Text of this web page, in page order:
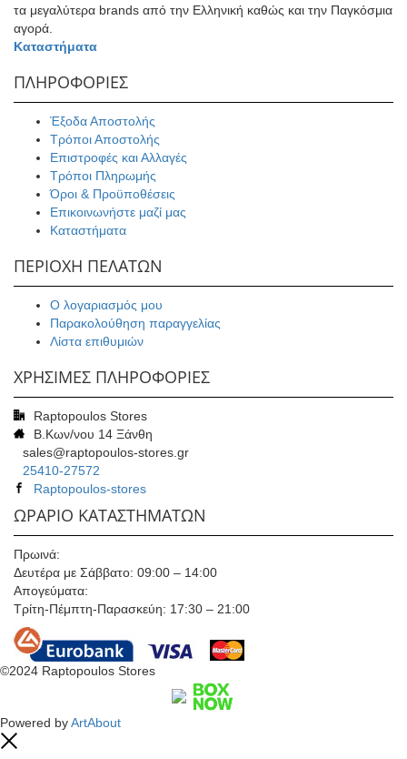
τα μεγαλύτερα brands από την Ελληνική καθώς και την Παγκόσμια
αγορά.
Καταστήματα
ΠΛΗΡΟΦΟΡΙΕΣ
Έξοδα Αποστολής
Τρόποι Αποστολής
Επιστροφές και Αλλαγές
Τρόποι Πληρωμής
Όροι & Προϋποθέσεις
Επικοινωνήστε μαζί μας
Καταστήματα
ΠΕΡΙΟΧΗ ΠΕΛΑΤΩΝ
Ο λογαριασμός μου
Παρακολούθηση παραγγελίας
Λίστα επιθυμιών
ΧΡΗΣΙΜΕΣ ΠΛΗΡΟΦΟΡΙΕΣ
Raptopoulos Stores
Β.Κων/νου 14 Ξάνθη
sales@raptopoulos-stores.gr
25410-27572
Raptopoulos-stores
ΩΡΑΡΙΟ ΚΑΤΑΣΤΗΜΑΤΩΝ
Πρωινά:
Δευτέρα με Σάββατο: 09:00 – 14:00
Απογεύματα:
Τρίτη-Πέμπτη-Παρασκεύη: 17:30 – 21:00
©2024 Raptopoulos Stores
Powered byArtAbout